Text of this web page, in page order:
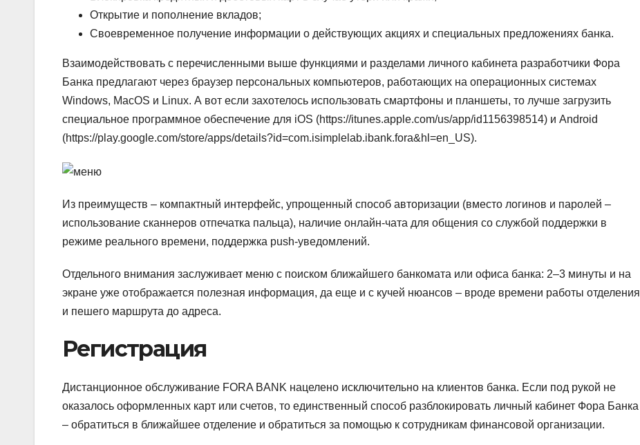
Открытие и пополнение вкладов;
Своевременное получение информации о действующих акциях и специальных предложениях банка.
Взаимодействовать с перечисленными выше функциями и разделами личного кабинета разработчики Фора
Банка предлагают через браузер персональных компьютеров, работающих на операционных системах
Windows, MacOS и Linux. А вот если захотелось использовать смартфоны и планшеты, то лучше загрузить
специальное программное обеспечение для iOS (https://itunes.apple.com/us/app/id1156398514) и Android
(https://play.google.com/store/apps/details?id=com.isimplelab.ibank.fora&hl=en_US).
Из преимуществ – компактный интерфейс, упрощенный способ авторизации (вместо логинов и паролей –
использование сканнеров отпечатка пальца), наличие онлайн-чата для общения со службой поддержки в
режиме реального времени, поддержка push-уведомлений.
Отдельного внимания заслуживает меню с поиском ближайшего банкомата или офиса банка: 2–3 минуты и на
экране уже отображается полезная информация, да еще и с кучей нюансов – вроде времени работы отделения
и пешего маршрута до адреса.
Регистрация
Дистанционное обслуживание FORA BANK нацелено исключительно на клиентов банка. Если под рукой не
оказалось оформленных карт или счетов, то единственный способ разблокировать личный кабинет Фора Банка
– обратиться в ближайшее отделение и обратиться за помощью к сотрудникам финансовой организации.